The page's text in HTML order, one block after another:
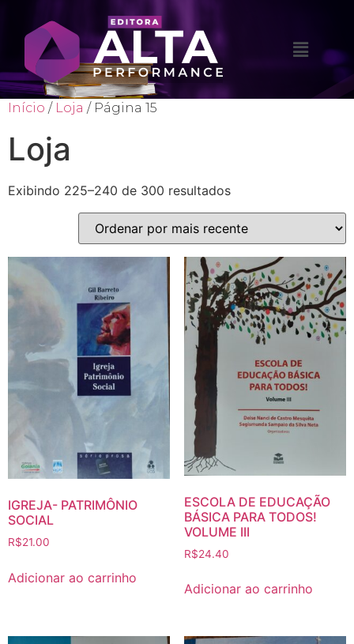
Início / Loja / Página 15
Loja
Exibindo 225–240 de 300 resultados
IGREJA- PATRIMÔNIO
SOCIAL
R$21.00
Adicionar ao carrinho
ESCOLA DE EDUCAÇÃO
BÁSICA PARA TODOS!
VOLUME III
R$24.40
Adicionar ao carrinho